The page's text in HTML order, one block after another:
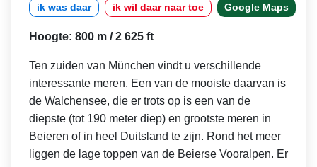
ik was daar ik wil daar naar toe Google Maps
Hoogte: 800 m / 2 625 ft
Ten zuiden van München vindt u verschillende
interessante meren. Een van de mooiste daarvan is
de Walchensee, die er trots op is een van de
diepste (tot 190 meter diep) en grootste meren in
Beieren of in heel Duitsland te zijn. Rond het meer
liggen de lage toppen van de Beierse Vooralpen. Er